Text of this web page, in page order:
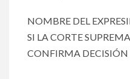
NOMBRE DEL
SI LA CORTE
CONFIRMA DECISIÓN
diarrea
9 •